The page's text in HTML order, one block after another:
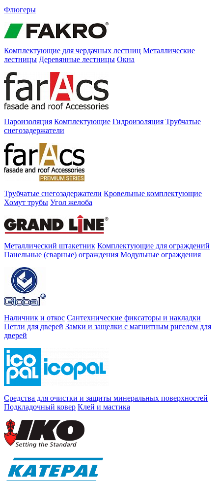
Флюгеры
Комплектующие для чердачных лестниц Металлические
лестницы Деревянные лестницы Окна
Пароизоляция Комплектующие Гидроизоляция Трубчатые
снегозадержатели
Трубчатые снегозадержатели Кровельные комплектующие
Хомут трубы Угол желоба
Металлический штакетник Комплектующие для ограждений
Панельные (сварные) ограждения Модульные ограждения
Наличник и откос Сантехнические фиксаторы и накладки
Петли для дверей Замки и защелки с магнитным ригелем для
дверей
Средства для очистки и защиты минеральных поверхностей
Подкладочный ковер Клей и мастика